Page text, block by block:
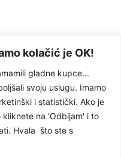
kolačić je OK!
gladne kupce...
svoju uslugu. Imamo
i statistički. Ako je
na 'Odbijam' i to
Hvala što ste s